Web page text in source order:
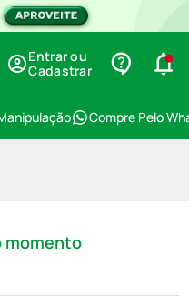
Entrar ou
Cadastrar
Compre Pelo
momento